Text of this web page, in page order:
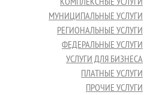
МУНИЦИПАЛЬНЫЕ УСЛУГИ
РЕГИОНАЛЬНЫЕ УСЛУГИ
ФЕДЕРАЛЬНЫЕ УСЛУГИ
УСЛУГИ ДЛЯ БИЗНЕСА
ПЛАТНЫЕ УСЛУГИ
ПРОЧИЕ УСЛУГИ